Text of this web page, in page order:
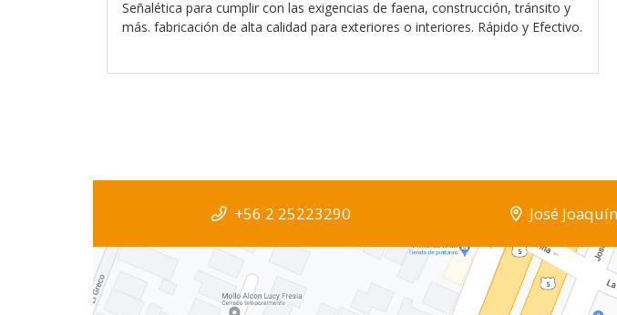
Señalética para cumplir con las exigencias de faena, construcción, tránsito y
más. fabricación de alta calidad para exteriores o interiores. Rápido y Efectivo.
+56 2 25223290 José